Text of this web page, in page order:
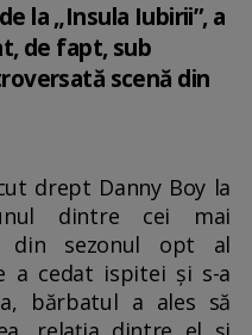
la „Insula Iubirii”, a
de fapt, sub
scenă din
drept Danny Boy la
dintre cei mai
din sezonul opt al
a cedat ispitei și s-a
bărbatul a ales să